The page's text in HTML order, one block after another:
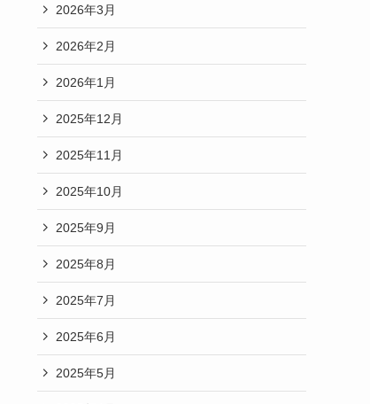
2026年3月
2026年2月
2026年1月
2025年12月
2025年11月
2025年10月
2025年9月
2025年8月
2025年7月
2025年6月
2025年5月